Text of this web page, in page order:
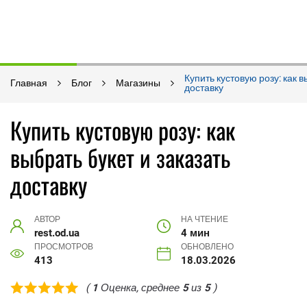
Главная Блог Магазины
Купить кустовую розу: как
доставку
Купить кустовую розу: как
выбрать букет и заказать
доставку
АВТОР
rest.od.ua
НА ЧТЕНИЕ
4 мин
ПРОСМОТРОВ
413
ОБНОВЛЕНО
18.03.2026
( 1 Оценка, среднее 5из 5)